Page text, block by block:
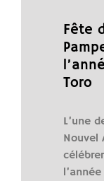
Fête
Toro
L’une
Nouvel